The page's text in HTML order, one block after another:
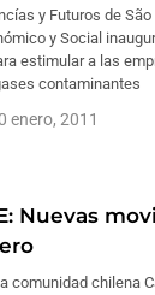
y Futuros de
y Social
estimular a las
contaminantes
enero, 2011
Nuevas
comunidad chilena